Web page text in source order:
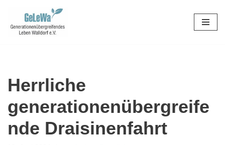
Zum
Herrliche
generationenübergreife
nde Draisinenfahrt